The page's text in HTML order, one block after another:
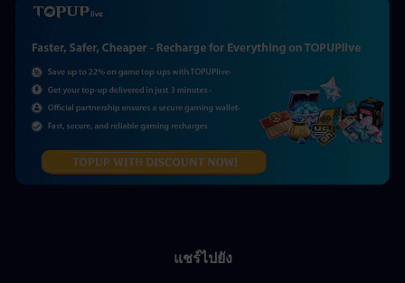
แชร์ไปยัง